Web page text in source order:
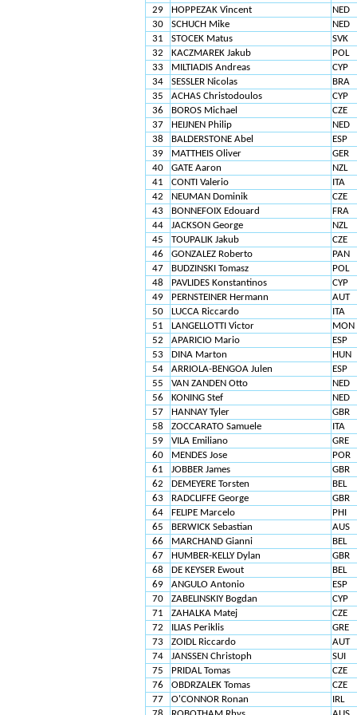
29
HOPPEZAK Vincent
NED
30
SCHUCH Mike
NED
31
STOCEK Matus
SVK
32
KACZMAREK Jakub
POL
33
MILTIADIS Andreas
CYP
34
SESSLER Nicolas
BRA
35
ACHAS Christodoulos
CYP
36
BOROS Michael
CZE
37
HEIJNEN Philip
NED
38
BALDERSTONE Abel
ESP
39
MATTHEIS Oliver
GER
40
GATE Aaron
NZL
41
CONTI Valerio
ITA
42
NEUMAN Dominik
CZE
43
BONNEFOIX Edouard
FRA
44
JACKSON George
NZL
45
TOUPALIK Jakub
CZE
46
GONZALEZ Roberto
PAN
47
BUDZINSKI Tomasz
POL
48
PAVLIDES Konstantinos
CYP
49
PERNSTEINER Hermann
AUT
50
LUCCA Riccardo
ITA
51
LANGELLOTTI Victor
MON
52
APARICIO Mario
ESP
53
DINA Marton
HUN
54
ARRIOLA-BENGOA Julen
ESP
55
VAN ZANDEN Otto
NED
56
KONING Stef
NED
57
HANNAY Tyler
GBR
58
ZOCCARATO Samuele
ITA
59
VILA Emiliano
GRE
60
MENDES Jose
POR
61
JOBBER James
GBR
62
DEMEYERE Torsten
BEL
63
RADCLIFFE George
GBR
64
FELIPE Marcelo
PHI
65
BERWICK Sebastian
AUS
66
MARCHAND Gianni
BEL
67
HUMBER-KELLY Dylan
GBR
68
DE KEYSER Ewout
BEL
69
ANGULO Antonio
ESP
70
ZABELINSKIY Bogdan
CYP
71
ZAHALKA Matej
CZE
72
ILIAS Periklis
GRE
73
ZOIDL Riccardo
AUT
74
JANSSEN Christoph
SUI
75
PRIDAL Tomas
CZE
76
OBDRZALEK Tomas
CZE
77
O'CONNOR Ronan
IRL